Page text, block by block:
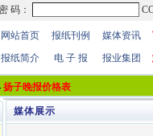
网站首页 报纸刊例 媒体资讯
报纸简介 电 子 报 报业集团
扬子晚报价格表
媒体展示